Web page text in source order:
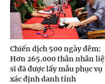
Chiến dịch 500 ngày đêm:
Hơn 265.000 thân nhân
sĩ đã được lấy mẫu phục vụ
xác định danh tính